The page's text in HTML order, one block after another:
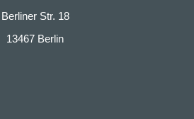
Berliner Str. 18
13467 Berlin